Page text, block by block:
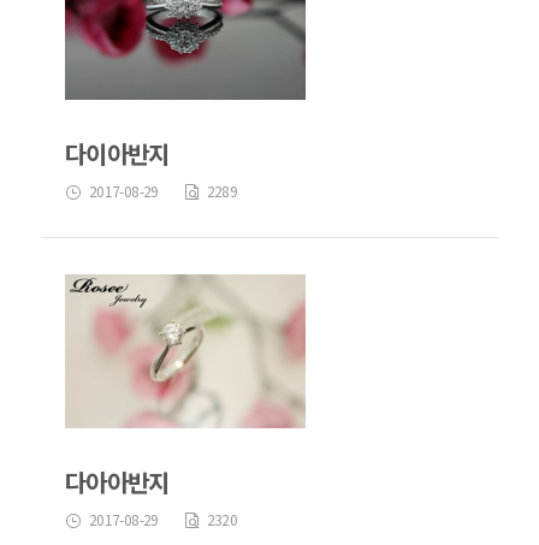
다이아반지
2017-08-29 2289
다아아반지
2017-08-29 2320